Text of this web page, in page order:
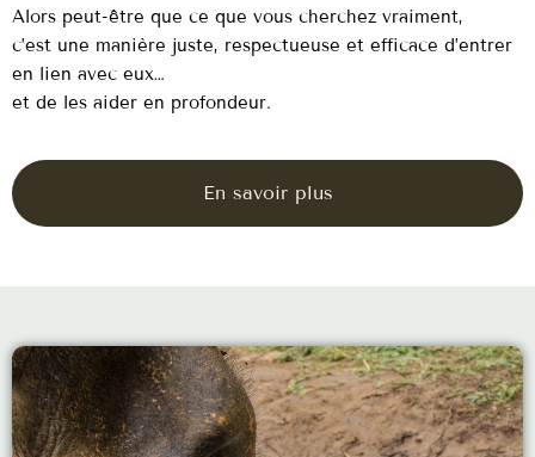
Alors peut-être que ce que vous cherchez vraiment,
c’est une manière juste, respectueuse et efficace d’entrer
en lien avec eux…
et de les aider en profondeur.
En savoir plus